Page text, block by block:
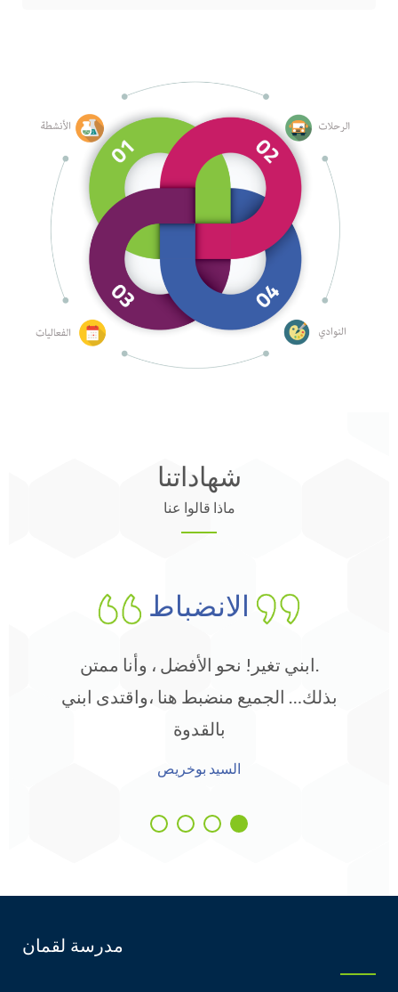
شهاداتنا
ماذا قالوا عنا
الانضباط
.ابني تغير! نحو الأفضل ، وأنا ممتن
بذلك… الجميع منضبط هنا ،واقتدى ابني
بالقدوة
السيد بوخريص
مدرسة لقمان